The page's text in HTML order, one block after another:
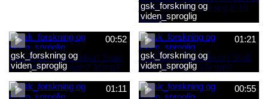
gsk_forskning og
viden_sproglig
forståelse_Samtalekort Støt
dit barns fortsatte læsning 8-
10 år.mp3
00:52
gsk_forskning og
viden_sproglig
forståelse_Samtalekort Snak
med dit barn 6 mdr-2 år.mp3
01:21
gsk_forskning og
viden_sproglig
forståelse_Samtalekort Snak
med dit barn 2-6 år.mp3
01:11
00:55